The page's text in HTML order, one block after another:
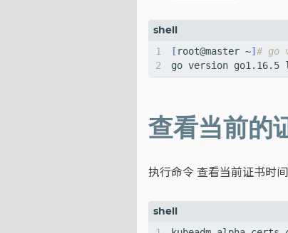
1
[root@master ~] # go
查看当前的
执行命令 查看当前证书时间